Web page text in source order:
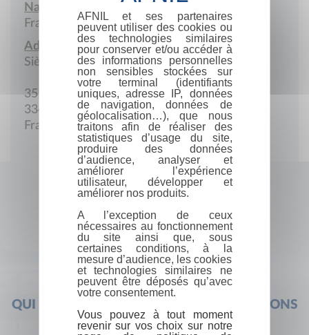
Nationalité :
France
Adresse :
Siège social
351, cours de la Libération
33405 Talence
France
QUI SOMMES-NOUS ? FOIRE AUX QUESTIONS
AFNIL et ses partenaires
peuvent utiliser des cookies ou
des technologies similaires
pour conserver et/ou accéder à
des informations personnelles
non sensibles stockées sur
votre terminal (identifiants
uniques, adresse IP, données
de navigation, données de
géolocalisation…), que nous
traitons afin de réaliser des
statistiques d’usage du site,
produire des données
d’audience, analyser et
améliorer l’expérience
utilisateur, développer et
améliorer nos produits.
A l’exception de ceux
nécessaires au fonctionnement
du site ainsi que, sous
certaines conditions, à la
mesure d’audience, les cookies
et technologies similaires ne
peuvent être déposés qu’avec
votre consentement.
Vous pouvez à tout moment
revenir sur vos choix sur notre